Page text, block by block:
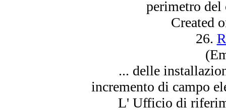
perimetro del
Created
26.
... delle
incremento di campo
L' Ufficio di